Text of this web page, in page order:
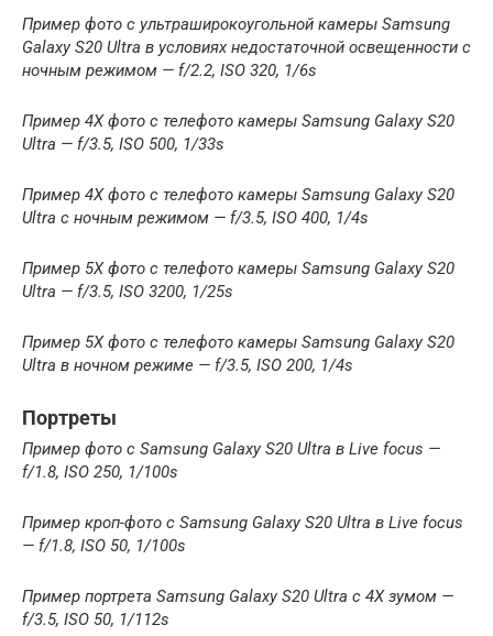
Пример фото с ультраширокоугольной камеры Samsung
Galaxy S20 Ultra в условиях недостаточной освещенности с
ночным режимом — f/2.2, ISO 320, 1/6s
Пример 4Х фото с телефото камеры Samsung Galaxy S20
Ultra — f/3.5, ISO 500, 1/33s
Пример 4Х фото с телефото камеры Samsung Galaxy S20
Ultra с ночным режимом — f/3.5, ISO 400, 1/4s
Пример 5Х фото с телефото камеры Samsung Galaxy S20
Ultra — f/3.5, ISO 3200, 1/25s
Пример 5Х фото с телефото камеры Samsung Galaxy S20
Ultra в ночном режиме — f/3.5, ISO 200, 1/4s
Портреты
Пример фото с Samsung Galaxy S20 Ultra в Live focus —
f/1.8, ISO 250, 1/100s
Пример кроп-фото с Samsung Galaxy S20 Ultra в Live focus
— f/1.8, ISO 50, 1/100s
Пример портрета Samsung Galaxy S20 Ultra с 4Х зумом —
f/3.5, ISO 50, 1/112s